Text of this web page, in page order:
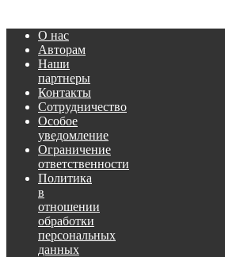
О нас
Авторам
Наши
партнеры
Контакты
Сотрудничество
Особое
уведомление
Ограничение
ответственности
Политика
в
отношении
обработки
персональных
данных